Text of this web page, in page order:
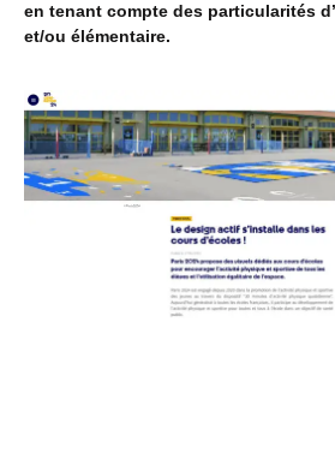
en tenant compte des particularités
et/ou élémentaire.